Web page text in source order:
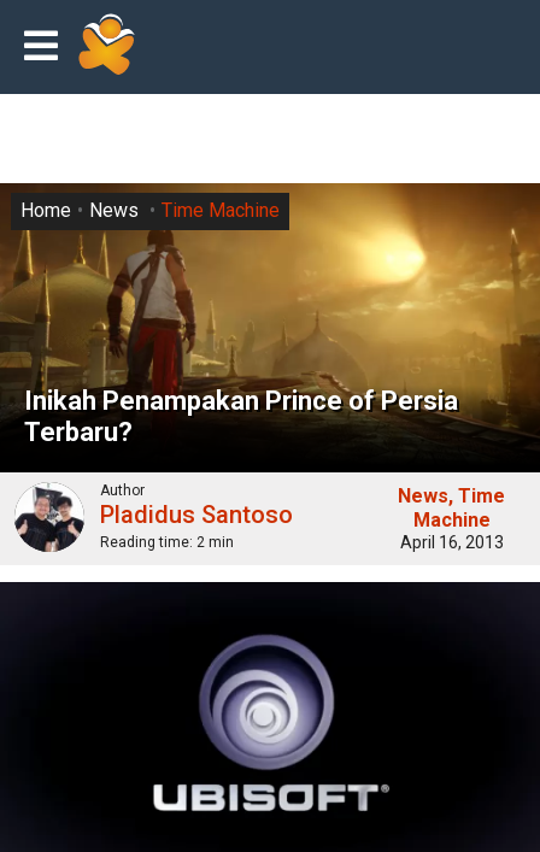
Inikah Penampakan Prince of Persia
Terbaru?
Home News Time Machine
Author
Pladidus Santoso
Reading time: 2 min
News Time
Machine
April 16, 2013